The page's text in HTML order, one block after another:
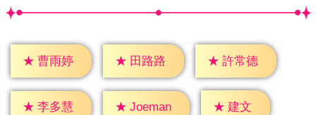
★ 曹雨婷 ★ 田路路 ★ 許常德
★ 李多慧 ★ Joeman ★ 建文